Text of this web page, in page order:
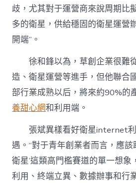
歧，尤其對于運營商來說周期比
多的衛星，供給穩固的衛星運營
開端”。
徐和鋒以為，草創企業很難
造、衛星運營等進手，但他聯合
部行業成熟以后，將來約90%的
養甜心網和利用端。
張斌異樣看好衛星internet
遇。“對于青年創業者而言，應該
衛星’這類高門檻賽道的單一想
利用、終端立異、數據辦事和行